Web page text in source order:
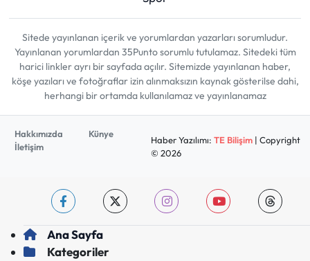
Sitede yayınlanan içerik ve yorumlardan yazarları sorumludur.
Yayınlanan yorumlardan 35Punto sorumlu tutulamaz. Sitedeki tüm
harici linkler ayrı bir sayfada açılır. Sitemizde yayınlanan haber,
köşe yazıları ve fotoğraflar izin alınmaksızın kaynak gösterilse dahi,
herhangi bir ortamda kullanılamaz ve yayınlanamaz
Hakkımızda
Künye
İletişim
Haber Yazılımı: TE Bilişim| Copyright
© 2026
Ana Sayfa
Kategoriler